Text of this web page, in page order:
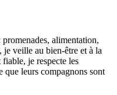
promenades, alimentation,
veille au bien-être et à la
je respecte les
que leurs compagnons sont